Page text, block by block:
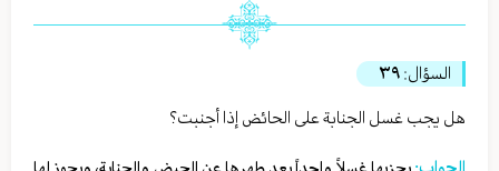
السؤال: ٣٩
هل يجب غسل الجنابة على الحائض إذا أجنبت؟